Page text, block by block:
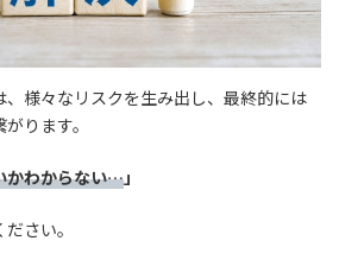
様々なリスクを生み出し、最終的には
ります。
かわからない…」
さい。